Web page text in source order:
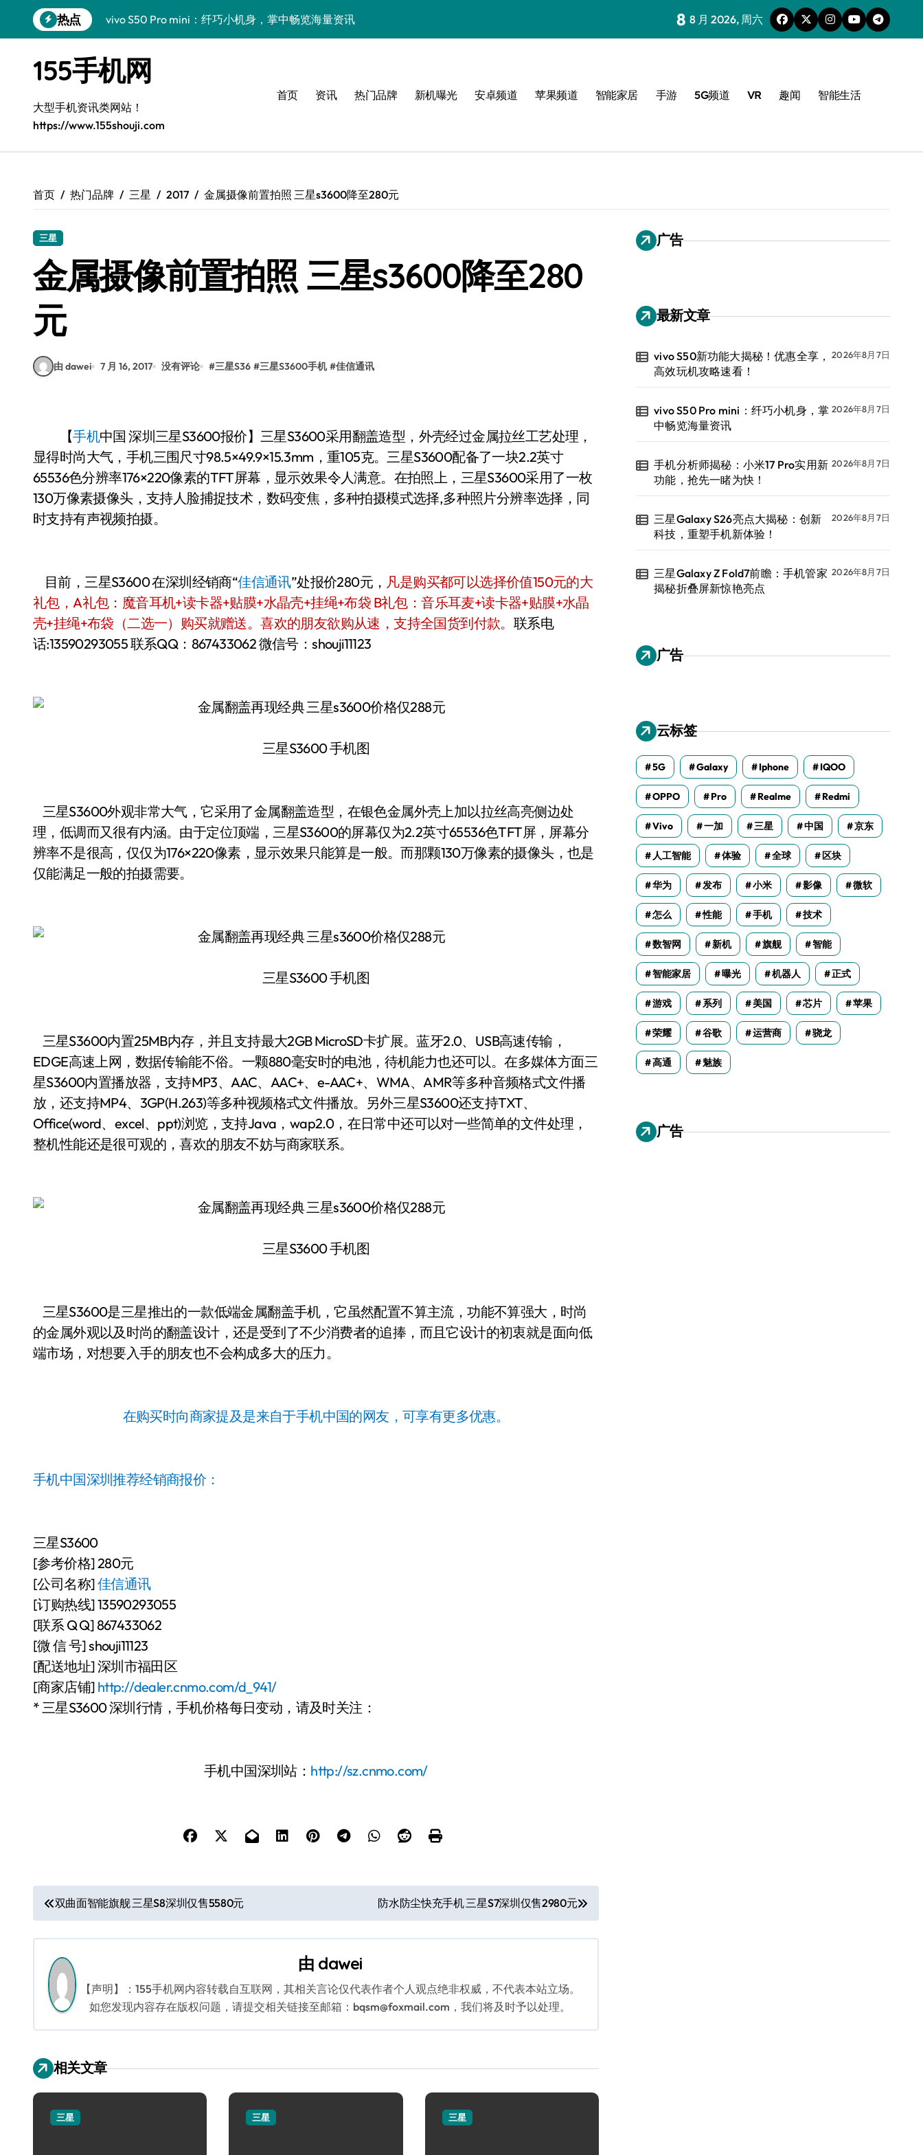
到
热点
vivo S50 Pro mini：纤巧小机身，掌中畅览海量资讯
三星Galaxy S26亮点大揭秘：创新科技，重塑手机新体验！
三星Galaxy Z Fold7前瞻：手机管家揭秘折叠屏新惊艳亮点
S25 Ultra颜值炸裂！定制主题引领潮流新体验
S24+震撼登场，美出新高度！
Galaxy A56 5G登场，时尚与性能双巅峰！
vivo S50新功能大揭秘！优惠全享，高效玩机攻略速看！
8 8 月 2026, 周六
155手机网
大型手机资讯类网站！
https://www.155shouji.com
首页 资讯 热门品牌 新机曝光 安卓频道 苹果频道 智能家居 手游 5G频道 VR 趣闻 智能生活
首页 热门品牌 三星 2017 金属摄像前置拍照 三星s3600降至280元
三星
金属摄像前置拍照 三星s3600降至280
元
由 dawei 7 月 16, 2017 没有评论 #三星S36 #三星S3600手机 #佳信通讯
【手机中国 深圳三星S3600报价】三星S3600采用翻盖造型，外壳经过金属拉丝工艺处理，
显得时尚大气，手机三围尺寸98.5×49.9×15.3mm，重105克。三星S3600配备了一块2.2英寸
65536色分辨率176×220像素的TFT屏幕，显示效果令人满意。在拍照上，三星S3600采用了一枚
130万像素摄像头，支持人脸捕捉技术，数码变焦，多种拍摄模式选择,多种照片分辨率选择，同
时支持有声视频拍摄。
目前，三星S3600 在深圳经销商“佳信通讯”处报价280元， 凡是购买都可以选择价值150元的大
礼包，A礼包：魔音耳机+读卡器+贴膜+水晶壳+挂绳+布袋 B礼包：音乐耳麦+读卡器+贴膜+水晶
壳+挂绳+布袋（二选一）购买就赠送。喜欢的朋友欲购从速，支持全国货到付款。 联系电
话:13590293055 联系QQ：867433062 微信号：shouji11123
三星S3600 手机图
三星S3600外观非常大气，它采用了金属翻盖造型，在银色金属外壳上加以拉丝高亮侧边处
理，低调而又很有内涵。由于定位顶端，三星S3600的屏幕仅为2.2英寸65536色TFT屏，屏幕分
辨率不是很高，仅仅为176×220像素，显示效果只能算是一般。而那颗130万像素的摄像头，也是
仅能满足一般的拍摄需要。
三星S3600 手机图
三星S3600内置25MB内存，并且支持最大2GB MicroSD卡扩展。蓝牙2.0、USB高速传输，
EDGE高速上网，数据传输能不俗。一颗880毫安时的电池，待机能力也还可以。在多媒体方面三
星S3600内置播放器，支持MP3、AAC、AAC+、e-AAC+、WMA、AMR等多种音频格式文件播
放，还支持MP4、3GP(H.263)等多种视频格式文件播放。另外三星S3600还支持TXT、
Office(word、excel、ppt)浏览，支持Java，wap2.0，在日常中还可以对一些简单的文件处理，
整机性能还是很可观的，喜欢的朋友不妨与商家联系。
三星S3600 手机图
三星S3600是三星推出的一款低端金属翻盖手机，它虽然配置不算主流，功能不算强大，时尚
的金属外观以及时尚的翻盖设计，还是受到了不少消费者的追捧，而且它设计的初衷就是面向低
端市场，对想要入手的朋友也不会构成多大的压力。
在购买时向商家提及是来自于手机中国的网友，可享有更多优惠。
手机中国深圳推荐经销商报价：
三星S3600
[参考价格] 280元
[公司名称]佳信通讯
[订购热线] 13590293055
[联系 Q Q] 867433062
[微 信 号] shouji11123
[配送地址] 深圳市福田区
[商家店铺] http://dealer.cnmo.com/d_941/
* 三星S3600 深圳行情，手机价格每日变动，请及时关注：
手机中国深圳站： http://sz.cnmo.com/
文
章
导
航
双曲面智能旗舰 三星S8深圳仅售5580元 防水防尘快充手机 三星S7深圳仅售2980元
由 dawei
【声明】：155手机网内容转载自互联网，其相关言论仅代表作者个人观点绝非权威，不代表本站立场。
如您发现内容存在版权问题，请提交相关链接至邮箱：bqsm@foxmail.com，我们将及时予以处理。
相关文章
三星 三星 三星
广告
最新文章
vivo S50新功能大揭秘！优惠全享，
高效玩机攻略速看！
2026年8月7日
vivo S50 Pro mini：纤巧小机身，掌
中畅览海量资讯
2026年8月7日
手机分析师揭秘：小米17 Pro实用新
功能，抢先一睹为快！
2026年8月7日
三星Galaxy S26亮点大揭秘：创新
科技，重塑手机新体验！
2026年8月7日
三星Galaxy Z Fold7前瞻：手机管家
揭秘折叠屏新惊艳亮点
2026年8月7日
广告
云标签
5G Galaxy Iphone IQOO
OPPO Pro Realme Redmi
Vivo 一加 三星 中国 京东
人工智能 体验 全球 区块
华为 发布 小米 影像 微软
怎么 性能 手机 技术
数智网 新机 旗舰 智能
智能家居 曝光 机器人 正式
游戏 系列 美国 芯片 苹果
荣耀 谷歌 运营商 骁龙
高通 魅族
广告